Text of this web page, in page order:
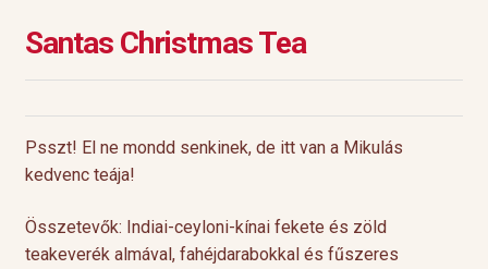
Santas Christmas Tea
Psszt! El ne mondd senkinek, de itt van a Mikulás
kedvenc teája!
Összetevők: Indiai-ceyloni-kínai fekete és zöld
teakeverék almával, fahéjdarabokkal és fűszeres